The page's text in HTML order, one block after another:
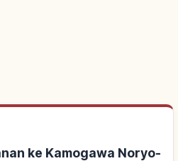
ke Kamogawa Noryo-